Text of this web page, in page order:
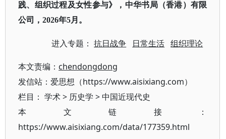
践、组织过程及女性参与》，中华书局（香港）有限
公司， 2026年5月。
进入专题：抗日战争 日常生活 组织理论
本文责编： chendongdong
发信站：爱思想（https://www.aisixiang.com）
栏目： 学术> 历史学 >中国近现代史
本文链接：
https://www.aisixiang.com/data/177359.html